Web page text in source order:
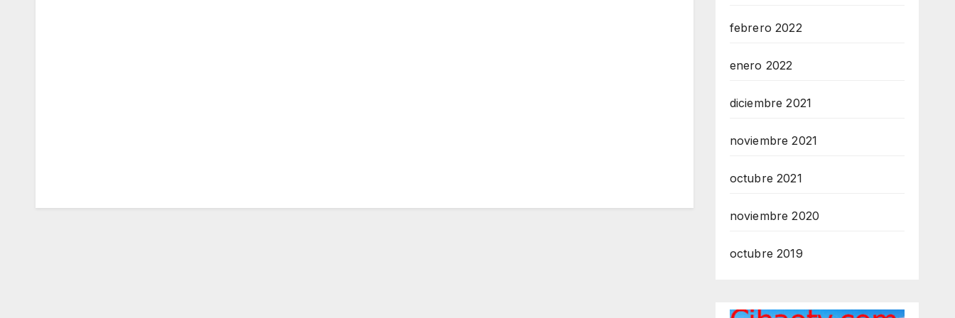
febrero 2022
enero 2022
diciembre 2021
noviembre 2021
octubre 2021
noviembre 2020
octubre 2019